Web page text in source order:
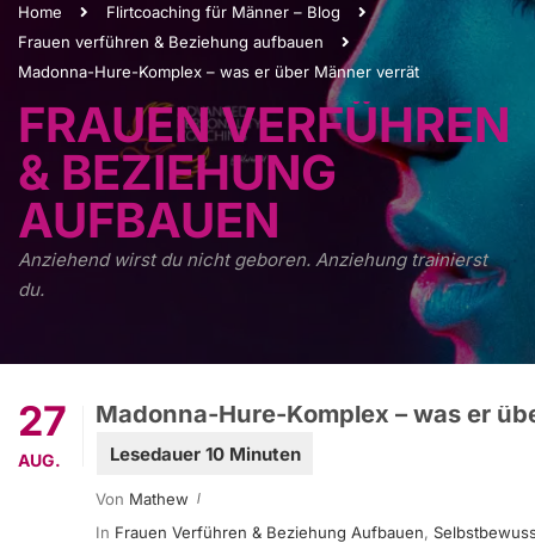
Home
Flirtcoaching für Männer – Blog
Frauen verführen & Beziehung aufbauen
Madonna-Hure-Komplex – was er über Männer verrät
FRAUEN VERFÜHREN
& BEZIEHUNG
AUFBAUEN
Anziehend wirst du nicht geboren. Anziehung trainierst
du.
27
AUG.
Madonna-Hure-Komplex – was er
Von Mathew
In Frauen Verführen & Beziehung Aufbauen,